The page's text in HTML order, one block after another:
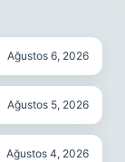
Ağustos 6, 2026
Ağustos 5, 2026
Ağustos 4, 2026